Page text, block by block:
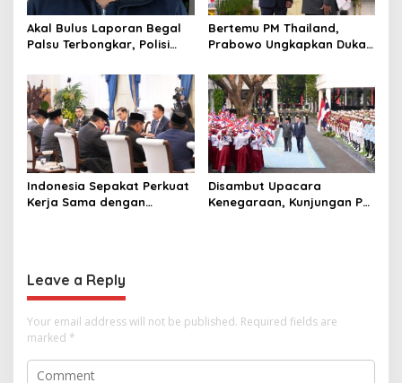
Akal Bulus Laporan Begal
Palsu Terbongkar, Polisi
Perusahaan untuk Crypto
Bertemu PM Thailand,
Prabowo Ungkapkan Duka
Selamat Ulang Tahun ke
Raja Thailand
Indonesia Sepakat Perkuat
Kerja Sama dengan
Disambut Upacara
Kenegaraan, Kunjungan PM
Leave a Reply
Your email address will not be published. Required fields are
marked *